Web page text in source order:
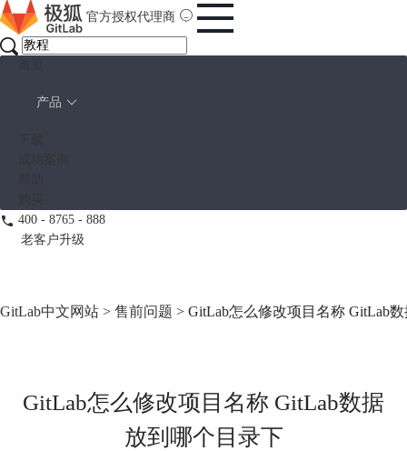
官方授权代理商
产品
400 - 8765 - 888
老客户升级
GitLab中文网站 > 售前问题 > GitLab怎么修改项目名称 GitLab
GitLab怎么修改项目名称 GitLab数据
放到哪个目录下